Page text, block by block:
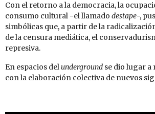
Con el retorno a la democracia, la
consumo cultural -el llamado destape-,
simbólicas que, a partir de la
de la censura mediática, el
represiva.
En espacios delunderground se dio lugar
con la elaboración colectiva de nuevos